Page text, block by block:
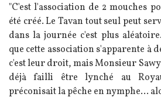
"C'est l'association de 2 mouches
été créé. Le Tavan tout seul peut
dans la journée c'est plus
que cette association s'apparente à
c'est leur droit, mais Monsieur
déjà failli être lynché au
préconisait la pêche en nymphe...